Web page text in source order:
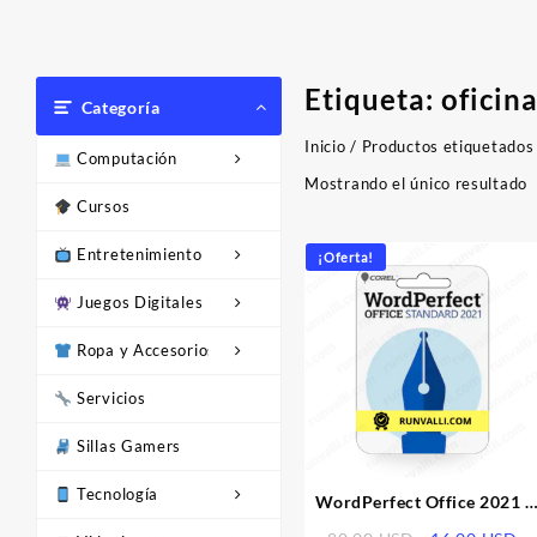
Categoría
Computación
Cursos
Entretenimiento
Juegos Digitales
Ropa y Accesorios
Servicios
Sillas Gamers
Tecnología
Etiqueta:oficina
Inicio / Productos etiquetados
Mostrando el único resultado
¡Oferta!
WordPerfect Office 2021 |